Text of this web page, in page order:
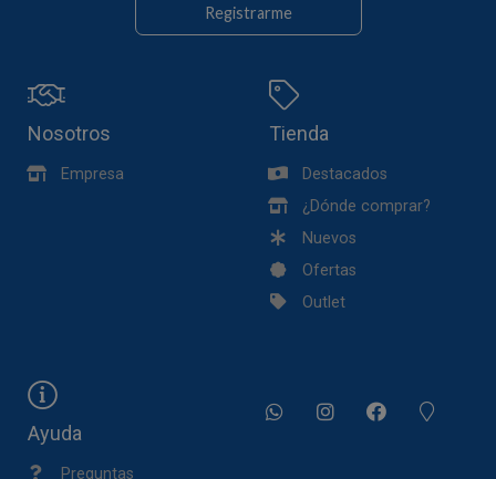
Registrarme
Nosotros
Empresa
Tienda
Destacados
¿Dónde comprar?
Nuevos
Ofertas
Outlet
Ayuda
Preguntas